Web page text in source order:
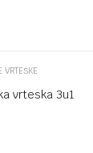
VRTEŠKE
vrteska 3u1